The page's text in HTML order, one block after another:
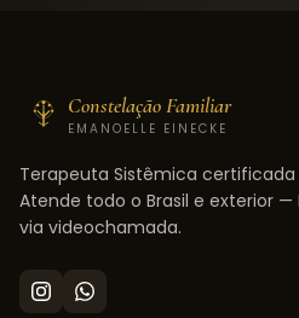
Constelação Familiar
EMANOELLE EINECKE
Terapeuta Sistêmica
Atende todo o Brasil e exterior —
via videochamada.